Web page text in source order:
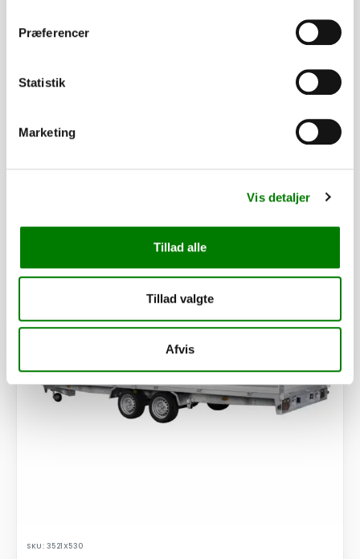
Præferencer
Statistik
Marketing
Vis detaljer
Tillad alle
Tillad valgte
Afvis
Denne vare kan kun afhentes
Relaterede varer
PÅ LAGER
SKU: 3521X530